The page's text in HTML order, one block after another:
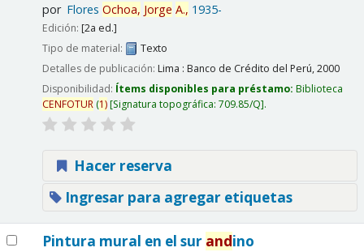
por Flores Ochoa, Jorge A., 1935-
Edición: [2a ed.]
Tipo de material:
Texto
Detalles de publicación: Lima : Banco de Crédito del Perú,2000
Disponibilidad: Ítems disponibles para préstamo: Biblioteca
CENFOTUR(1) Signatura topográfica: 709.85/Q .
Hacer reserva
Ingresar para agregar etiquetas
Pintura mural en el sur andino